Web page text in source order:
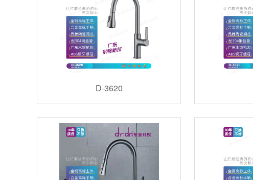
D-3620